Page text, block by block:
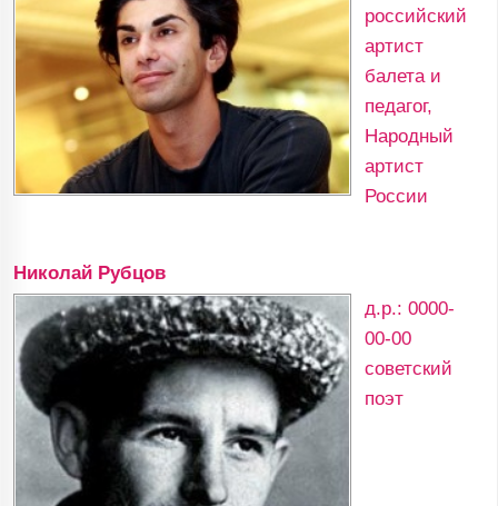
российский
артист
балета и
педагог,
Народный
артист
России
Николай Рубцов
д.р.: 0000-
00-00
советский
поэт